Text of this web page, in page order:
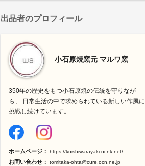
出品者のプロフィール
小石原焼窯元 マルワ窯
350年の歴史をもつ小石原焼の伝統を守りなが
ら、 日常生活の中で求められている新しい作風に
挑戦し続けています。
ホームページ： https://koishiwarayaki.ocnk.net/
お問い合わせ： tomitaka-ohta@cure.ocn.ne.jp